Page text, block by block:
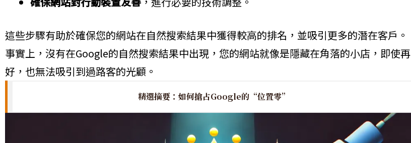
這些步驟有助於確保您的網站在自然搜索結果中獲得較高的排名，並吸引更多的潛在客戶。
事實上，沒有在Google的自然搜索結果中出現，您的網站就像是隱藏在角落的小店，即使再
好，也無法吸引到過路客的光顧。
精選摘要：如何搶占Google的“位置零”